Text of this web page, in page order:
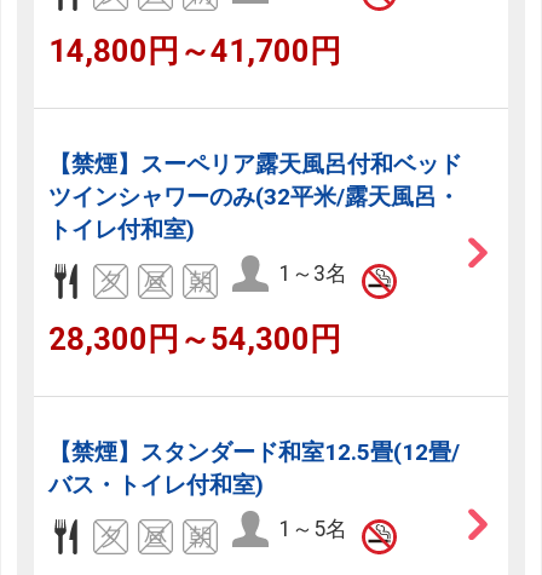
14,800円～41,700円
【禁煙】スーペリア露天風呂付和ベッド
ツインシャワーのみ(32平米/露天風呂・
トイレ付和室)
1～3名
28,300円～54,300円
【禁煙】スタンダード和室12.5畳(12畳/
バス・トイレ付和室)
1～5名